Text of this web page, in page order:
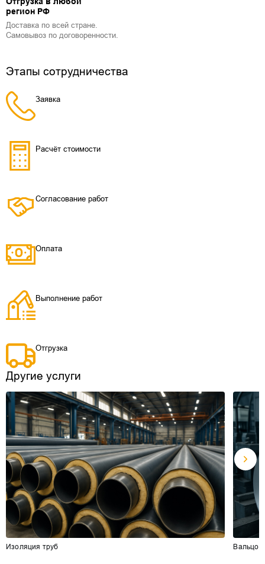
регион РФ
Доставка по всей стране.
Самовывоз по договоренности.
Этапы сотрудничества
Заявка
Расчёт стоимости
Согласование работ
Оплата
Выполнение работ
Отгрузка
Другие услуги
Изоляция труб